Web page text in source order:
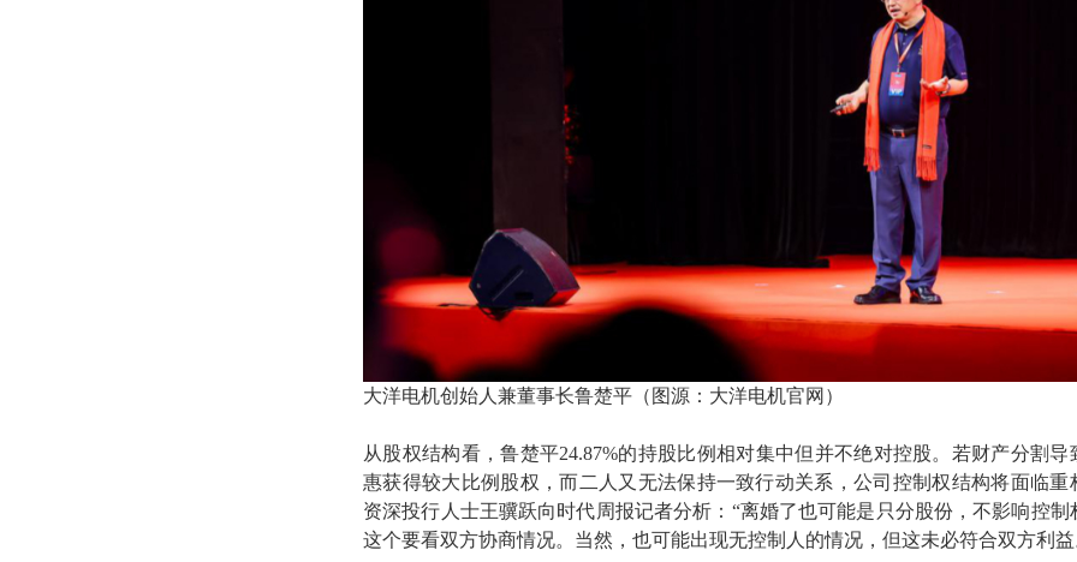
大洋电机创始人兼董事长鲁楚平（图源：大洋电机官网）
从股权结构看，鲁楚平24.87%的持股比例相对集中但并不绝对控股。若财产分割导
惠获得较大比例股权，而二人又无法保持一致行动关系，公司控制权结构将面临重
资深投行人士王骥跃向时代周报记者分析：“离婚了也可能是只分股份，不影响控制
这个要看双方协商情况。当然，也可能出现无控制人的情况，但这未必符合双方利益